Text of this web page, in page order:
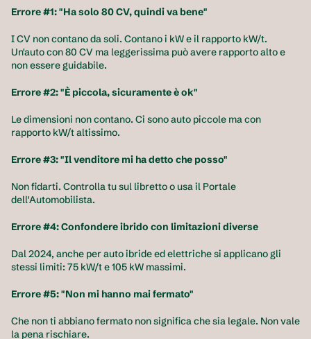
Errore #1: "Ha solo 80 CV, quindi va bene"
I CV non contano da soli. Contano i kW e il rapporto kW/t.
Un'auto con 80 CV ma leggerissima può avere rapporto alto e
non essere guidabile.
Errore #2: "È piccola, sicuramente è ok"
Le dimensioni non contano. Ci sono auto piccole ma con
rapporto kW/t altissimo.
Errore #3: "Il venditore mi ha detto che posso"
Non fidarti. Controlla tu sul libretto o usa il Portale
dell'Automobilista.
Errore #4: Confondere ibrido con limitazioni diverse
Dal 2024, anche per auto ibride ed elettriche si applicano gli
stessi limiti: 75 kW/t e 105 kW massimi.
Errore #5: "Non mi hanno mai fermato"
Che non ti abbiano fermato non significa che sia legale. Non vale
la pena rischiare.